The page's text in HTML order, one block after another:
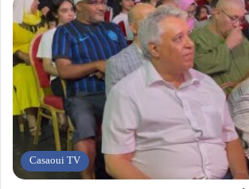
Casaoui TV